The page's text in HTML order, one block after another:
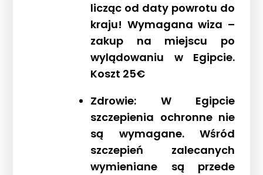
licząc od daty powrotu do
kraju! Wymagana wiza –
zakup na miejscu po
wylądowaniu w Egipcie.
Koszt 25€
Zdrowie: W Egipcie
szczepienia ochronne nie
są wymagane. Wśród
szczepień zalecanych
wymieniane są przede